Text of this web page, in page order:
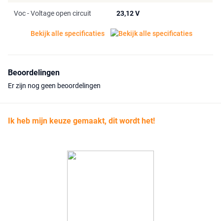
Voc - Voltage open circuit 23,12 V
Bekijk alle specificaties
Beoordelingen
Er zijn nog geen beoordelingen
Ik heb mijn keuze gemaakt, dit wordt het!